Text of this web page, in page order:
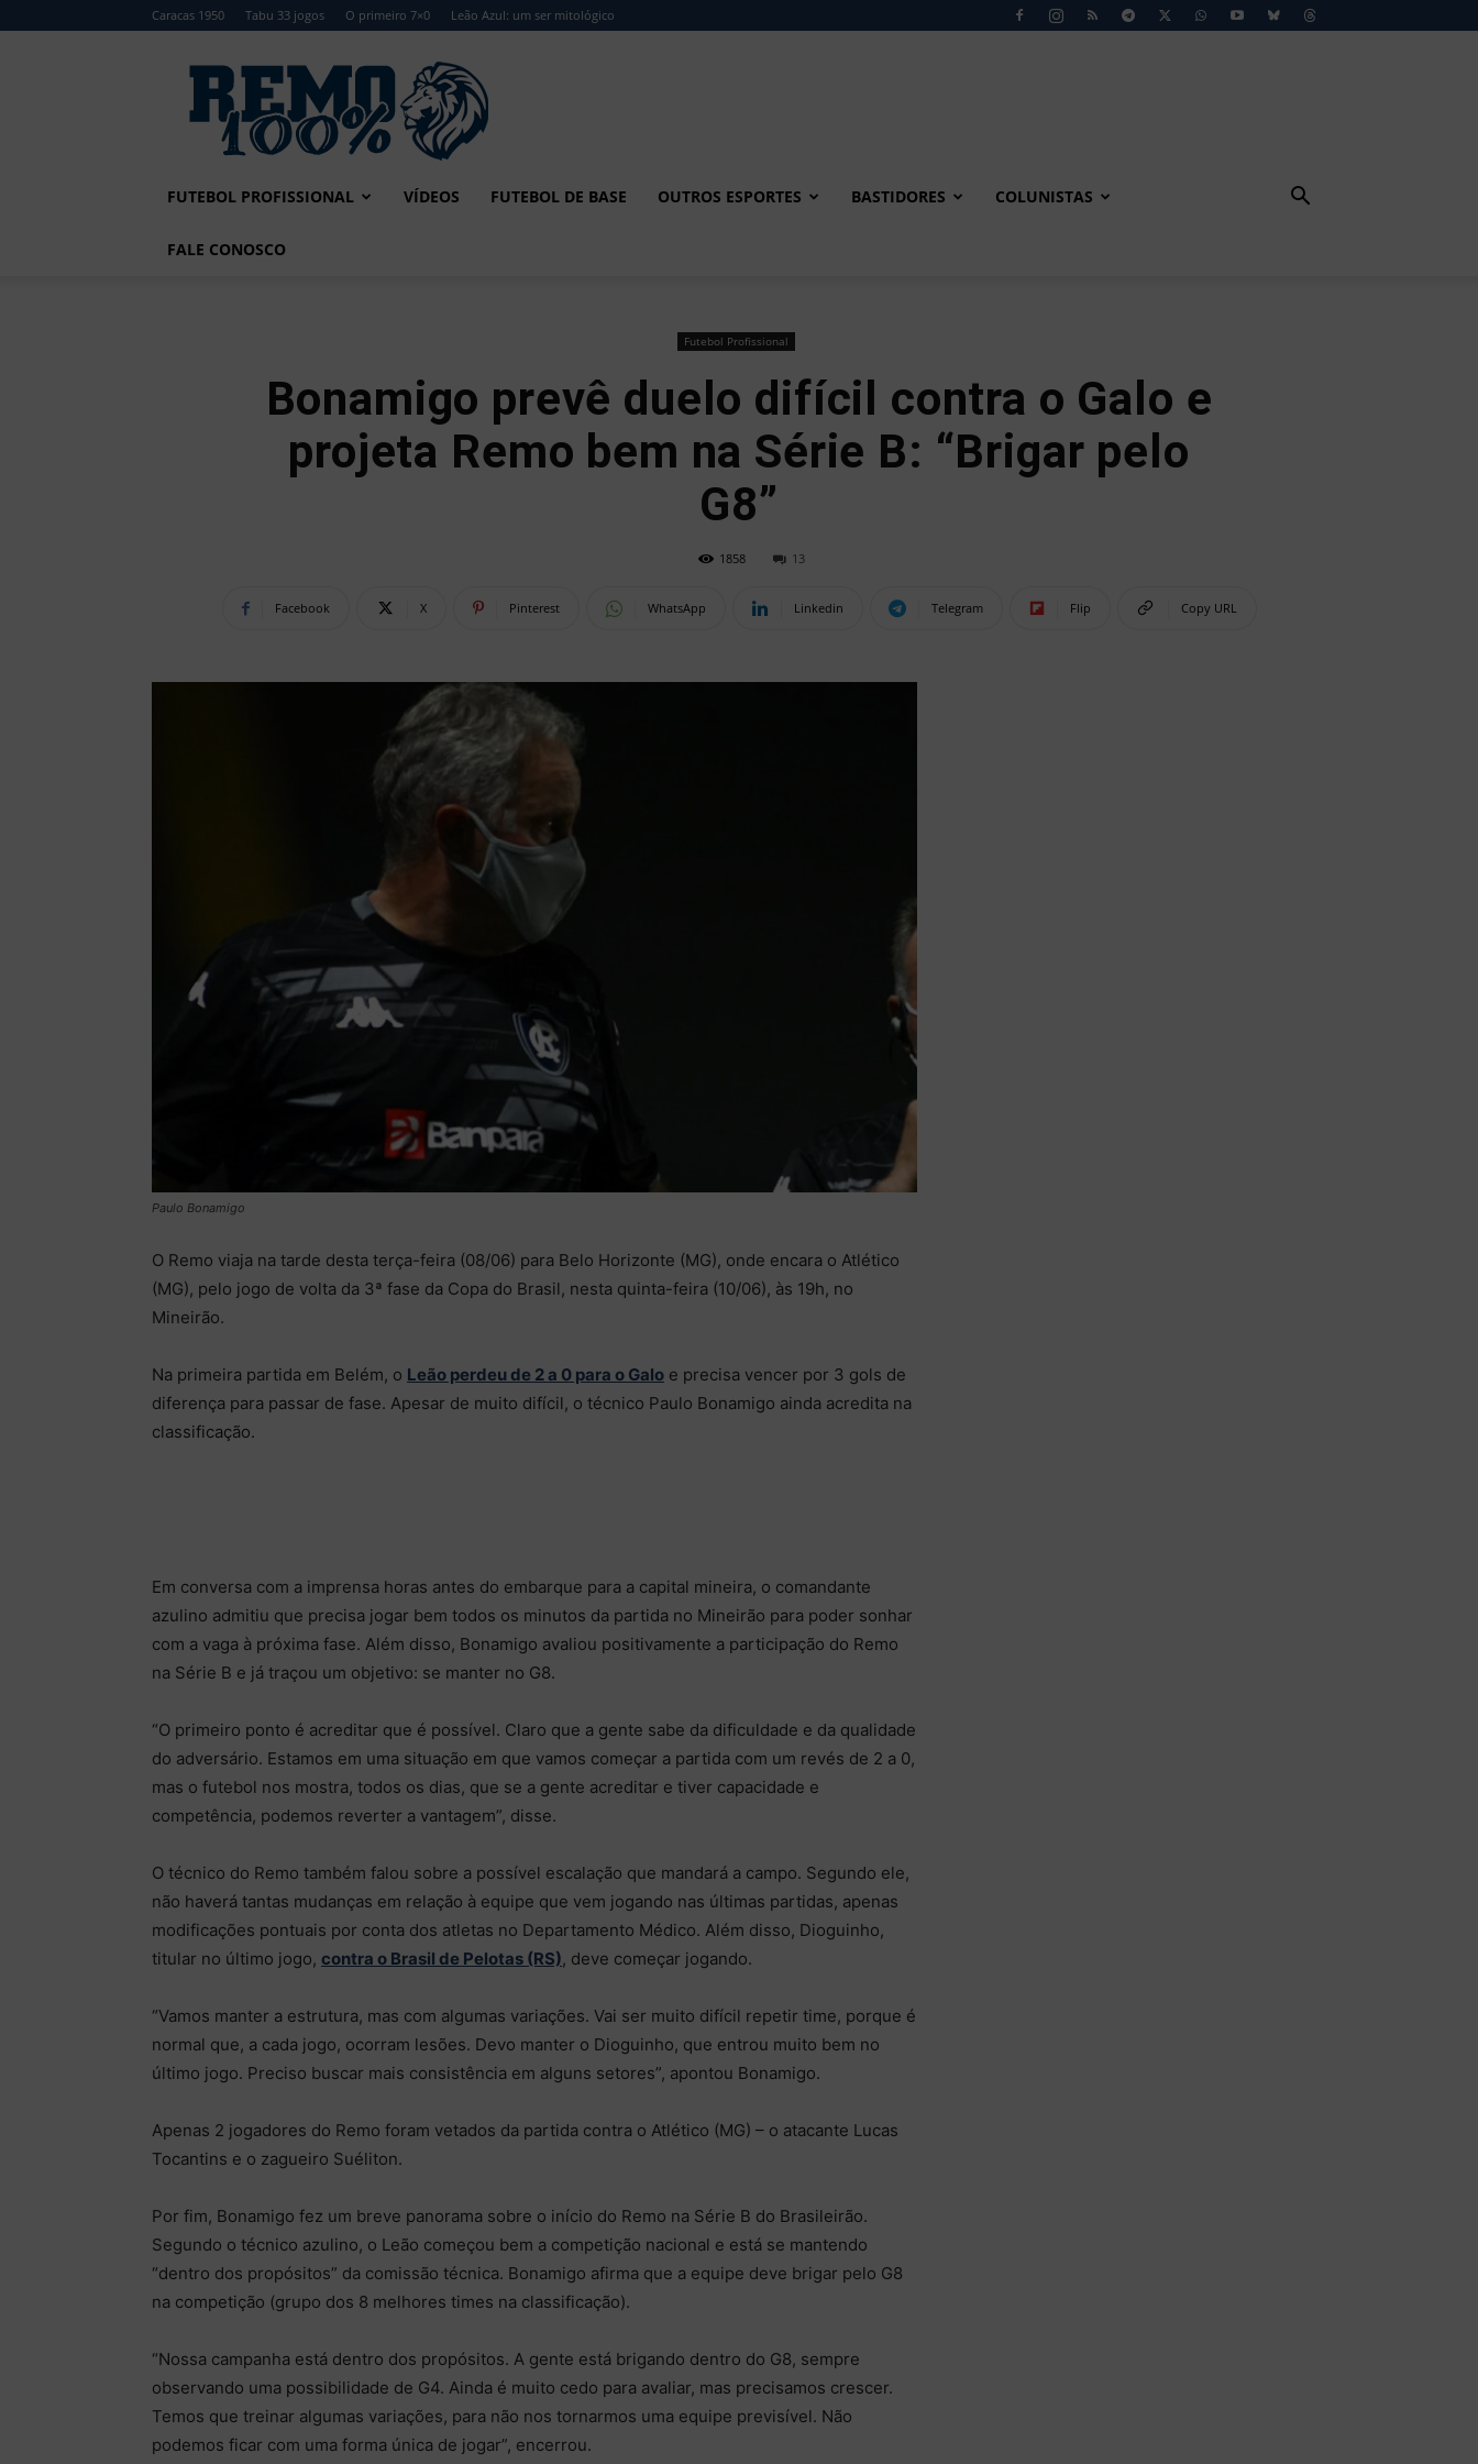
Caracas 1950 Tabu 33 jogos O primeiro 7×0 Leão Azul: um ser mitológico
Remo
FUTEBOL PROFISSIONAL VÍDEOS FUTEBOL DE BASE OUTROS ESPORTES BASTIDORES COLUNISTAS
FALE CONOSCO
Futebol Profissional
Bonamigo prevê duelo difícil contra o Galo e
projeta Remo bem na Série B: “Brigar pelo
G8”
1858 13
Facebook X Pinterest WhatsApp Linkedin Telegram Flip Copy URL
Paulo Bonamigo
O Remo viaja na tarde desta terça-feira (08/06) para Belo Horizonte (MG), onde encara o Atlético
(MG), pelo jogo de volta da 3ª fase da Copa do Brasil, nesta quinta-feira (10/06), às 19h, no
Mineirão.
Na primeira partida em Belém, o Leão perdeu de 2 a 0 para o Galo e precisa vencer por 3 gols de
diferença para passar de fase. Apesar de muito difícil, o técnico Paulo Bonamigo ainda acredita na
classificação.
Em conversa com a imprensa horas antes do embarque para a capital mineira, o comandante
azulino admitiu que precisa jogar bem todos os minutos da partida no Mineirão para poder sonhar
com a vaga à próxima fase. Além disso, Bonamigo avaliou positivamente a participação do Remo
na Série B e já traçou um objetivo: se manter no G8.
“O primeiro ponto é acreditar que é possível. Claro que a gente sabe da dificuldade e da qualidade
do adversário. Estamos em uma situação em que vamos começar a partida com um revés de 2 a 0,
mas o futebol nos mostra, todos os dias, que se a gente acreditar e tiver capacidade e
competência, podemos reverter a vantagem”, disse.
O técnico do Remo também falou sobre a possível escalação que mandará a campo. Segundo ele,
não haverá tantas mudanças em relação à equipe que vem jogando nas últimas partidas, apenas
modificações pontuais por conta dos atletas no Departamento Médico. Além disso, Dioguinho,
titular no último jogo, contra o Brasil de Pelotas (RS), deve começar jogando.
“Vamos manter a estrutura, mas com algumas variações. Vai ser muito difícil repetir time, porque é
normal que, a cada jogo, ocorram lesões. Devo manter o Dioguinho, que entrou muito bem no
último jogo. Preciso buscar mais consistência em alguns setores”, apontou Bonamigo.
Apenas 2 jogadores do Remo foram vetados da partida contra o Atlético (MG) – o atacante Lucas
Tocantins e o zagueiro Suéliton.
Por fim, Bonamigo fez um breve panorama sobre o início do Remo na Série B do Brasileirão.
Segundo o técnico azulino, o Leão começou bem a competição nacional e está se mantendo
“dentro dos propósitos” da comissão técnica. Bonamigo afirma que a equipe deve brigar pelo G8
na competição (grupo dos 8 melhores times na classificação).
“Nossa campanha está dentro dos propósitos. A gente está brigando dentro do G8, sempre
observando uma possibilidade de G4. Ainda é muito cedo para avaliar, mas precisamos crescer.
Temos que treinar algumas variações, para não nos tornarmos uma equipe previsível. Não
podemos ficar com uma forma única de jogar”, encerrou.